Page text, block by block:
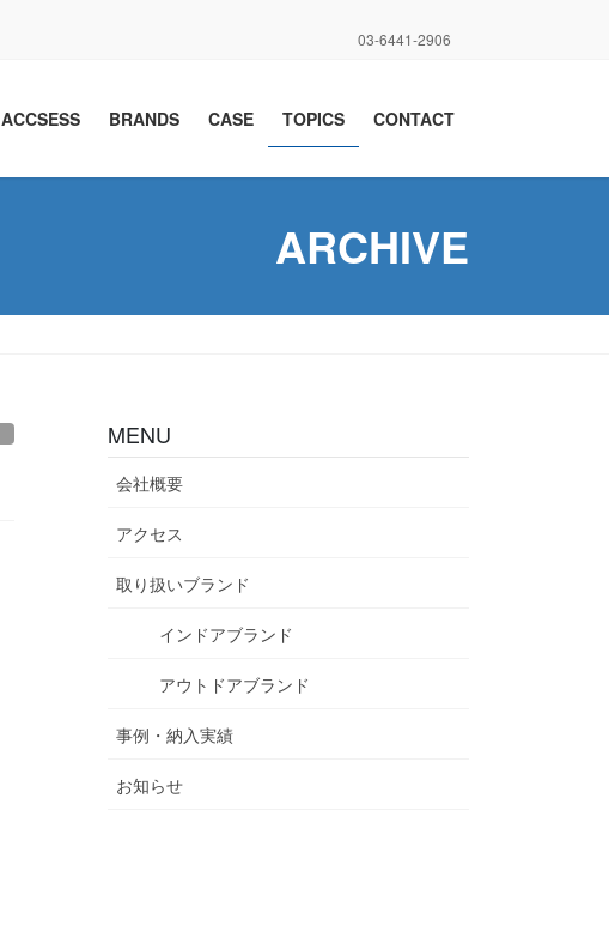
03-6441-2906
ACCSESS BRANDS CASE TOPICS CONTACT
ARCHIVE
MENU
会社概要
アクセス
取り扱いブランド
インドアブランド
アウトドアブランド
事例・納入実績
お知らせ